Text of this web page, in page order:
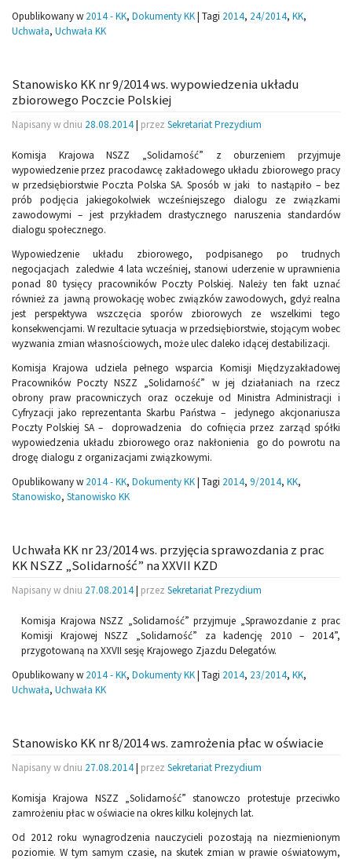
Opublikowany w 2014 - KK, Dokumenty KK| Tagi 2014, 24/2014, KK,
Uchwała, Uchwała KK
Stanowisko KK nr 9/2014 ws. wypowiedzenia układu
zbiorowego Poczcie Polskiej
Napisany w dniu 28.08.2014| przez Sekretariat Prezydium
Komisja Krajowa NSZZ „Solidarność” z oburzeniem przyjmuje
wypowiedzenie przez pracodawcę zakładowego układu zbiorowego pracy
w przedsiębiorstwie Poczta Polska SA. Sposób w jaki to nastąpiło – bez
prób podjęcia jakiegokolwiek wcześniejszego dialogu ze związkami
zawodowymi – jest przykładem drastycznego naruszenia standardów
dialogu społecznego.
Wypowiedzenie układu zbiorowego, podpisanego po trudnych
negocjacjach zaledwie 4 lata wcześniej, stanowi uderzenie w uprawnienia
ponad 80 tysięcy pracowników Poczty Polskiej. Należy ten fakt uznać
również za jawną prowokację wobec związków zawodowych, gdyż realna
jest perspektywa wszczęcia sporów zbiorowych ze wszelkimi tego
konsekwencjami. W rezultacie sytuacja w przedsiębiorstwie, stojącym wobec
wyzwania zmian własnościowych, może ulec daleko idącej destabilizacji.
Komisja Krajowa udziela pełnego wsparcia Komisji Międzyzakładowej
Pracowników Poczty NSZZ „Solidarność” w jej działaniach na rzecz
obrony praw pracowniczych oraz oczekuje od Ministra Administracji i
Cyfryzacji jako reprezentanta Skarbu Państwa – jedynego akcjonariusza
Poczty Polskiej SA – doprowadzenia do cofnięcia przez zarząd spółki
wypowiedzenia układu zbiorowego oraz nakłonienia go do powrotu na
drogę dialogu z organizacjami związkowymi.
Opublikowany w 2014 - KK, Dokumenty KK| Tagi 2014, 9/2014, KK,
Stanowisko, Stanowisko KK
Uchwała KK nr 23/2014 ws. przyjęcia sprawozdania z prac
KK NSZZ „Solidarność” na XXVII KZD
Napisany w dniu 27.08.2014| przez Sekretariat Prezydium
Komisja Krajowa NSZZ „Solidarność” przyjmuje „Sprawozdanie z prac
Komisji Krajowej NSZZ „Solidarność” za kadencję 2010 – 2014”,
przygotowaną na XXVII sesję Krajowego Zjazdu Delegatów.
Opublikowany w 2014 - KK, Dokumenty KK| Tagi 2014, 23/2014, KK,
Uchwała, Uchwała KK
Stanowisko KK nr 8/2014 ws. zamrożenia płac w oświacie
Napisany w dniu 27.08.2014| przez Sekretariat Prezydium
Komisja Krajowa NSZZ „Solidarność” stanowczo protestuje przeciwko
zamrożeniu płac w oświacie na okres kilku kolejnych lat.
Od 2012 roku wynagrodzenia nauczycieli pozostają na niezmienionym
poziomie. W tym samym czasie, na skutek zmian w prawie oświatowym,